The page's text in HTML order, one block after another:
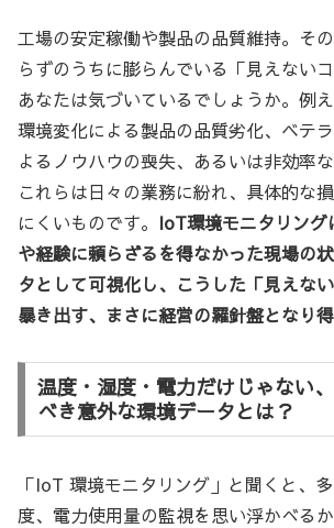
工場の安定稼働や製品の品質維持。そ
らずのうちに膨らんでいる「見えないコ
あなたは気づいているでしょうか。例
環境変化による製品の品質劣化、ベテ
よるノウハウの喪失、あるいは非効率
これらは日々の業務に紛れ、具体的な
にくいものです。 IoT環境モニタリン
や経験に頼らざるを得なかった現場の
タとして可視化し、こうした「見えな
暴き出す、まさに経営の羅針盤となり得
温度・湿度・電力だけじゃない
べき意外な環境データとは？
「IoT 環境モニタリング」と聞くと、
度、電力使用量の監視を思い浮かべる